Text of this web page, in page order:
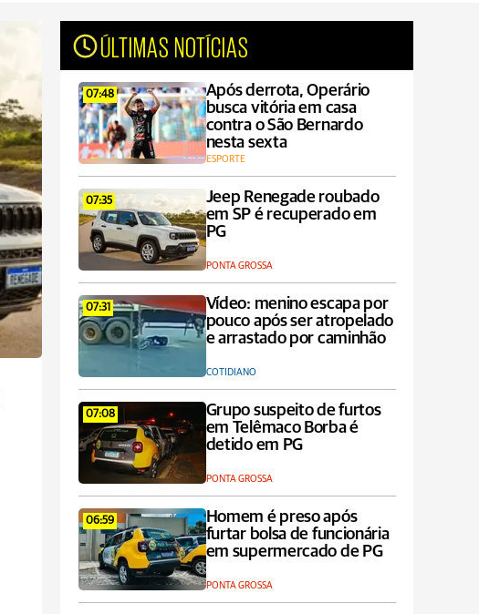
ÚLTIMAS NOTÍCIAS
07:48
Após derrota, Operário
busca vitória em casa
contra o São Bernardo
nesta sexta
ESPORTE
07:35
Jeep Renegade roubado
em SP é recuperado em
PG
PONTA GROSSA
07:31
Vídeo: menino escapa por
pouco após ser atropelado
e arrastado por caminhão
COTIDIANO
07:08
Grupo suspeito de furtos
em Telêmaco Borba é
detido em PG
PONTA GROSSA
06:59
Homem é preso após
furtar bolsa de funcionária
em supermercado de PG
PONTA GROSSA